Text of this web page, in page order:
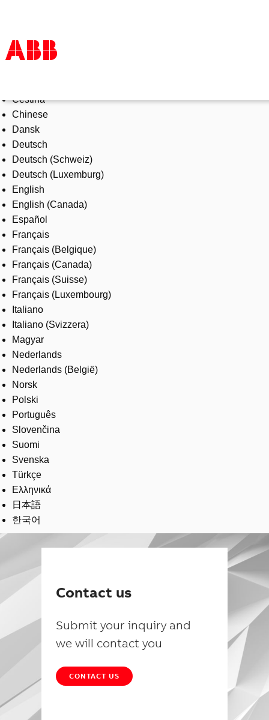
Products & Solutions
Industries
Services
About us
Where to buy
Contact us
Careers
Čeština
Chinese
Dansk
Deutsch
Deutsch (Schweiz)
Deutsch (Luxemburg)
English
English (Canada)
Español
Français
Français (Belgique)
Français (Canada)
Français (Suisse)
Français (Luxembourg)
Italiano
Italiano (Svizzera)
Magyar
Nederlands
Nederlands (België)
Norsk
Polski
Português
Slovenčina
Suomi
Svenska
Türkçe
Ελληνικά
日本語
한국어
Contact us
Submit your inquiry and
we will contact you
CONTACT US